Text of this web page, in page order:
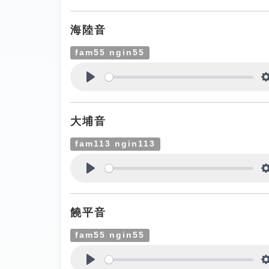
海陸音
fam55 ngin55
大埔音
fam113 ngin113
饒平音
fam55 ngin55